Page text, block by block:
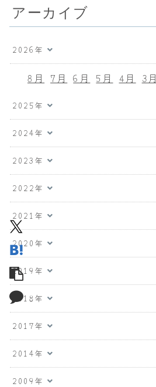
アーカイブ
2026年
8月 7月 6月 5月 4月 3月
2025年
2024年
2023年
2022年
2021年
2020年
2019年
2018年
2017年
2014年
2009年